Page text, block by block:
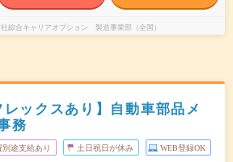
綜合キャリアオプション 製造事業部（全国）
レックスあり】自動車部品メ
務
別途支給あり 土日祝日が休み WEB登録OK